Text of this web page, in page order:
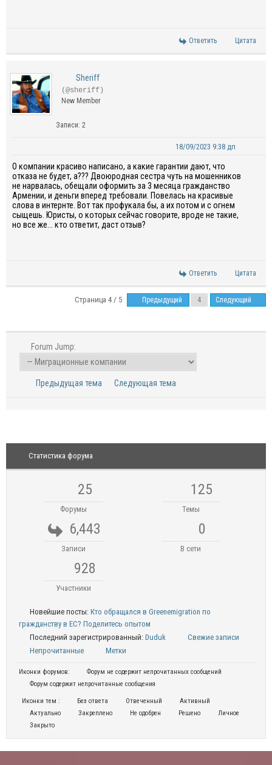
Ответить Цитата
Sheriff
(@sheriff)
New Member
Записи: 2
18/09/2023 9:38 дп
О компании красиво написано, а какие гарантии дают, что
отказа не будет, а??? Двоюродная сестра чуть на мошенников
не нарвалась, обещали оформить за 3 месяца гражданство
Армении, и деньги вперед требовали. Повелась на красивые
слова в интернте. Вот так профукала бы, а их потом и с огнем
сыщешь. Юристы, о которых сейчас говорите, вроде не такие,
но все же... кто ответит, даст отзыв?
Ответить Цитата
Страница 4 / 5 Предыдущий Следующий
Forum Jump:
Предыдущая тема Следующая тема
Статистика форума
25
Форумы
125
Темы
6,443
Записи
0
В сети
928
Участники
Новейшие посты: Кто обращался в Greenemigration по
гражданству в ЕС? Поделитесь опытом
Последний зарегистрированный: Duduk
Свежие записи
Непрочитанные
Метки
Иконки форумов:
Форум не содержит непрочитанных сообщений
Форум содержит непрочитанные сообщения
Иконки тем : Без ответа Отвеченный
Активный
Актуально
Закреплено Не одобрен Решено
Личное
Закрыто